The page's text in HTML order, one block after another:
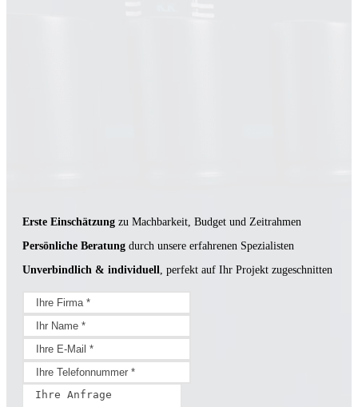
Erste Einschätzung zu Machbarkeit, Budget und Zeitrahmen
Persönliche Beratung durch unsere erfahrenen Spezialisten
Unverbindlich & individuell
, perfekt auf Ihr Projekt zugeschnitten